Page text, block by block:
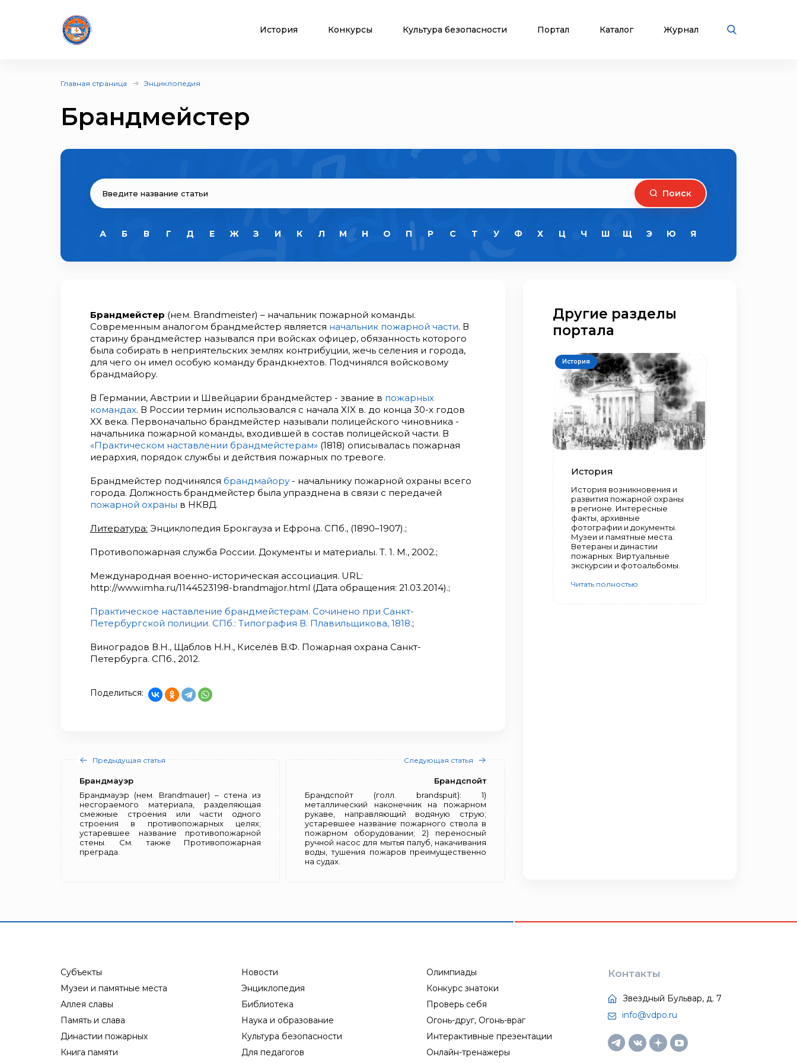
История Конкурсы Культура безопасности Портал Каталог Журнал
Главная страница Энциклопедия
Брандмейстер
Поиск
А Б В Г Д Е Ж З И К Л М Н О П Р С Т У Ф Х Ц Ч Ш Щ Э Ю Я
Брандмейстер (нем. Brandmeister) – начальник пожарной команды.
Современным аналогом брандмейстер является начальник пожарной части. В
старину брандмейстер назывался при войсках офицер, обязанность которого
была собирать в неприятельских землях контрибуции, жечь селения и города,
для чего он имел особую команду брандкнехтов. Подчинялся войсковому
брандмайору.
В Германии, Австрии и Швейцарии брандмейстер - звание в пожарных
командах. В России термин использовался с начала XIX в. до конца 30-х годов
XX века. Первоначально брандмейстер называли полицейского чиновника -
начальника пожарной команды, входившей в состав полицейской части. В
«Практическом наставлении брандмейстерам» (1818) описывалась пожарная
иерархия, порядок службы и действия пожарных по тревоге.
Брандмейстер подчинялся брандмайору - начальнику пожарной охраны всего
города. Должность брандмейстер была упразднена в связи с передачей
пожарной охраны в НКВД.
Литература: Энциклопедия Брокгауза и Ефрона. СПб., (1890–1907).;
Противопожарная служба России. Документы и материалы. Т. 1. М., 2002.;
Международная военно-историческая ассоциация. URL:
http://www.imha.ru/1144523198-brandmajjor.html (Дата обращения: 21.03.2014).;
Практическое наставление брандмейстерам. Сочинено при Санкт-
Петербургской полиции. СПб.: Типография В. Плавильщикова, 1818.;
Виноградов В.Н., Щаблов Н.Н., Киселёв В.Ф. Пожарная охрана Санкт-
Петербурга. СПб., 2012.
Поделиться:
Предыдущая статья
Брандмауэр
Брандмауэр (нем. Brandmauer) – стена из
несгораемого материала, разделяющая
смежные строения или части одного
строения в противопожарных целях;
устаревшее название противопожарной
стены. См. также Противопожарная
преграда.
Следующая статья
Брандспойт
Брандспойт (голл. brandspuit): 1)
металлический наконечник на пожарном
рукаве, направляющий водяную струю;
устаревшее название пожарного ствола в
пожарном оборудовании; 2) переносный
ручной насос для мытья палуб, накачивания
воды, тушения пожаров преимущественно
на судах.
Другие разделы
портала
История
История
История возникновения и
развития пожарной охраны
в регионе. Интересные
факты, архивные
фотографии и документы.
Музеи и памятные места.
Ветераны и династии
пожарных. Виртуальные
экскурсии и фотоальбомы.
Читать полностью
Субъекты
Музеи и памятные места
Аллея славы
Память и слава
Династии пожарных
Книга памяти
Новости
Энциклопедия
Библиотека
Наука и образование
Культура безопасности
Для педагогов
Олимпиады
Конкурс знатоки
Проверь себя
Огонь-друг, Огонь-враг
Интерактивные презентации
Онлайн-тренажеры
Контакты
Звездный Бульвар, д. 7
info@vdpo.ru